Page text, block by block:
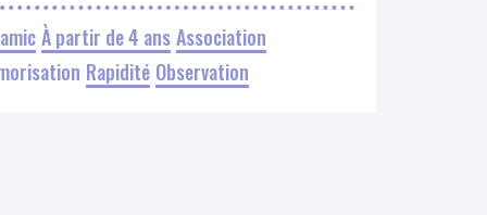
À partir de 4 ansAssociation
Rapidité Observation